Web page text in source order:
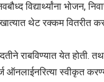
विद्यार्थ्यांना भोजन,
थेट रक्कम वितरीत
राबविण्यात येत
ऑनलाईनरित्या स्वीकृत